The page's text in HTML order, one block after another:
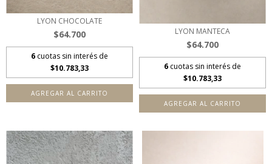
LYON CHOCOLATE
$64.700
6 cuotas sin interés de
$10.783,33
AGREGAR AL CARRITO
LYON MANTECA
$64.700
6 cuotas sin interés de
$10.783,33
AGREGAR AL CARRITO